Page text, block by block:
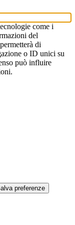
come i
del
di
o ID unici su
può influire
preferenze